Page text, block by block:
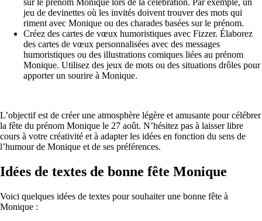
sur le prénom Monique lors de la célébration. Par exemple, un
jeu de devinettes où les invités doivent trouver des mots qui
riment avec Monique ou des charades basées sur le prénom.
Créez des cartes de vœux humoristiques avec Fizzer. Élaborez
des cartes de vœux personnalisées avec des messages
humoristiques ou des illustrations comiques liées au prénom
Monique. Utilisez des jeux de mots ou des situations drôles pour
apporter un sourire à Monique.
L’objectif est de créer une atmosphère légère et amusante pour célébrer
la fête du prénom Monique le 27 août. N’hésitez pas à laisser libre
cours à votre créativité et à adapter les idées en fonction du sens de
l’humour de Monique et de ses préférences.
Idées de textes de bonne fête Monique
Voici quelques idées de textes pour souhaiter une bonne fête à
Monique :